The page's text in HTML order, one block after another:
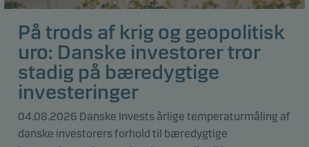
På trods af krig og geopolitisk
uro: Danske investorer tror
stadig på bæredygtige
investeringer
04.08.2026 Danske Invests årlige temperaturmåling af
danske investorers forhold til bæredygtige